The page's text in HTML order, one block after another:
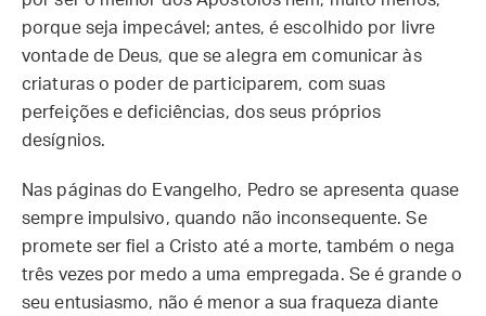
porque seja impecável; antes, é escolhido por livre
vontade de Deus, que se alegra em comunicar às
criaturas o poder de participarem, com suas
perfeições e deficiências, dos seus próprios
desígnios.
Nas páginas do Evangelho, Pedro se apresenta quase
sempre impulsivo, quando não inconsequente. Se
promete ser fiel a Cristo até a morte, também o nega
três vezes por medo a uma empregada. Se é grande o
seu entusiasmo, não é menor a sua fraqueza diante